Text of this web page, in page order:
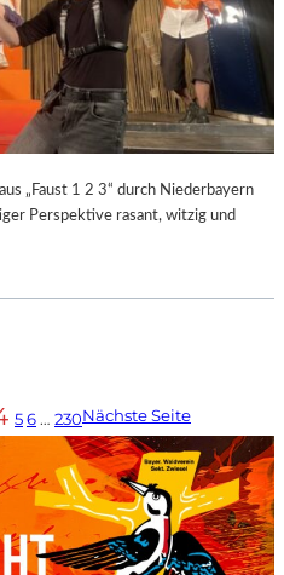
„Faust 1 2 3“ durch Niederbayern
Perspektive rasant, witzig und
56 … 230Nächste Seite